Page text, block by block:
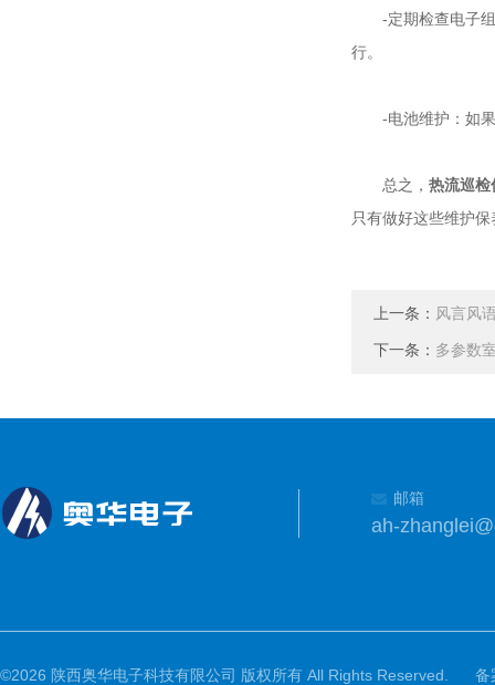
-定期检查电子组
行。
-电池维护：如果
总之， 热流巡检
只有做好这些维护
上一条： 风言风
下一条： 多参数
邮箱
ah-
©2026 陕西奥华电子科技有限公司 版权所有 All Rights Reserved. 备